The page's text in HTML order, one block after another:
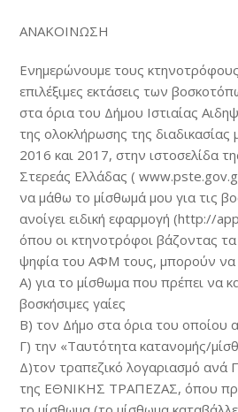
ΑΝΑΚΟΙΝΩΣΗ
Ενημερώνουμε τους
επιλέξιμες εκτάσεις των
στα όρια του Δήμου Ιστιαίας
της ολοκλήρωσης της διαδικασίας
2016 και 2017, στην ιστοσελίδα
Στερεάς Ελλάδας (
να μάθω το μίσθωμά μου για τις
ανοίγει ειδική εφαρμογή (http://
όπου οι κτηνοτρόφοι βάζοντας τα
ψηφία του ΑΦΜ τους, μπορούν
Α) για το μίσθωμα που πρέπει να
βοσκήσιμες γαίες
Β) τον Δήμο στα όρια του οποίου
Γ) την «Ταυτότητα κατανομής/
Δ)τον τραπεζικό λογαριασμό ανά
της ΕΘΝΙΚΗΣ ΤΡΑΠΕΖΑΣ, όπου